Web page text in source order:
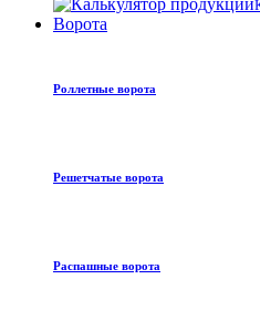
Ворота
Роллетные ворота
Решетчатые ворота
Распашные ворота